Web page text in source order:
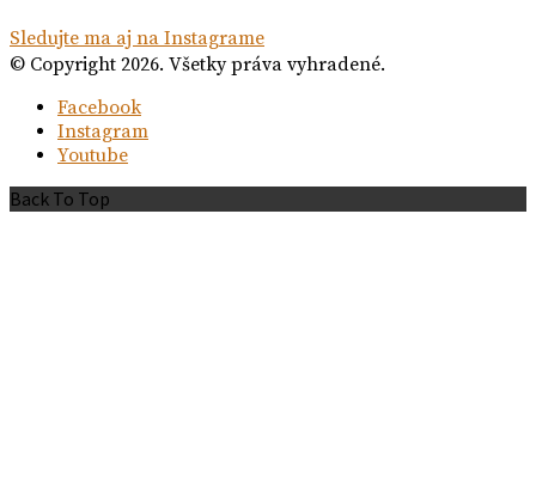
Sledujte ma aj na Instagrame
© Copyright 2026. Všetky práva vyhradené.
Facebook
Instagram
Youtube
Back To Top